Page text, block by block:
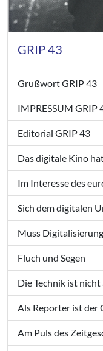
GRIP 43
Grußwort GRIP 43
IMPRESSUM GRIP
Editorial GRIP 43
Das digitale Kino
Im Interesse des
Sich dem digitalen
Muss
Fluch und Segen
Die Technik ist nicht
Als Reporter ist der
Am Puls des